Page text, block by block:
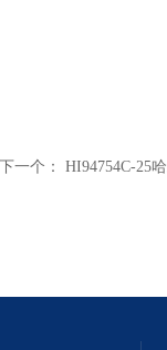
下一个： HI94754C-25